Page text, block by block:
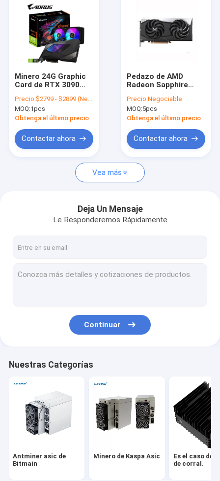
Productos
Los vídeos
Sobre nosotros
Contacta con nosotros
Noticias
Minero de Kaspa Asic
Es el caso de las aves de corral.
Minero de Jas
minero del iBeLink
Minero Graphic Card
Explotación minera del disco duro
Minero 24G Graphic
Card de RTX 3090
megaciclos
Precio:$2799 - $2899 (Negotiable)
MOQ:1pcs
Obtenga el último precio
Contactar ahora
Pedazo de AMD
Radeon Sapphire
6600 XT 8GB 16Gbps
128
Precio:Negociable
MOQ:5pcs
Obtenga el último precio
Contactar ahora
Vea más
Deja Un Mensaje
Le Responderemos Rápidamente
Continuar
Nuestras Categorías
Antminer asic de
Bitmain
Minero de Kaspa Asic
Es el caso de
de corral.